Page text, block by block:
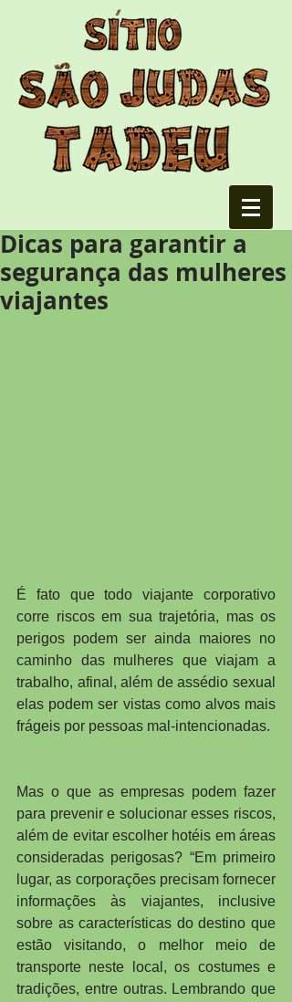
Dicas para garantir a
segurança das mulheres
viajantes
É fato que todo viajante corporativo
corre riscos em sua trajetória, mas os
perigos podem ser ainda maiores no
caminho das mulheres que viajam a
trabalho, afinal, além de assédio sexual
elas podem ser vistas como alvos mais
frágeis por pessoas mal-intencionadas.
Mas o que as empresas podem fazer
para prevenir e solucionar esses riscos,
além de evitar escolher hotéis em áreas
consideradas perigosas? “Em primeiro
lugar, as corporações precisam fornecer
informações às viajantes, inclusive
sobre as características do destino que
estão visitando, o melhor meio de
transporte neste local, os costumes e
tradições, entre outras. Lembrando que